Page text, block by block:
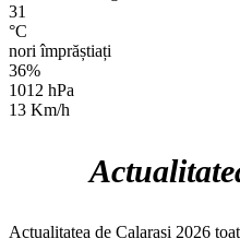
31
°C
nori împrăștiați
36%
1012 hPa
13 Km/h
Actualitatea de Calarasi 2026